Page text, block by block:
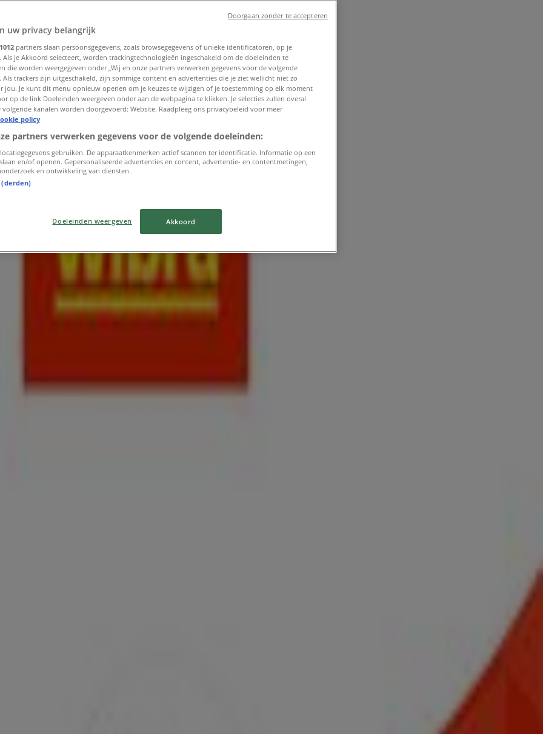
uw privacy belangrijk
1012 partners slaan persoonsgegevens, zoals browsegegevens of unieke identificatoren, op je
Als je Akkoord selecteert, worden trackingtechnologieën ingeschakeld om de doeleinden te
die worden weergegeven onder „Wij en onze partners verwerken gegevens voor de volgende
Als trackers zijn uitgeschakeld, zijn sommige content en advertenties die je ziet wellicht niet zo
jou. Je kunt dit menu opnieuw openen om je keuzes te wijzigen of je toestemming op elk moment
op de link Doeleinden weergeven onder aan de webpagina te klikken. Je selecties zullen overal
kanalen worden doorgevoerd: Website. Raadpleeg ons privacybeleid voor meer
policy
partners verwerken gegevens voor de volgende doeleinden:
gebruiken. De apparaatkenmerken actief scannen ter identificatie. Informatie op een
en/of openen. Gepersonaliseerde advertenties en content, advertentie- en contentmetingen,
en ontwikkeling van diensten.
Doeleinden weergeven Akkoord
Doorgaan zonder te accepteren